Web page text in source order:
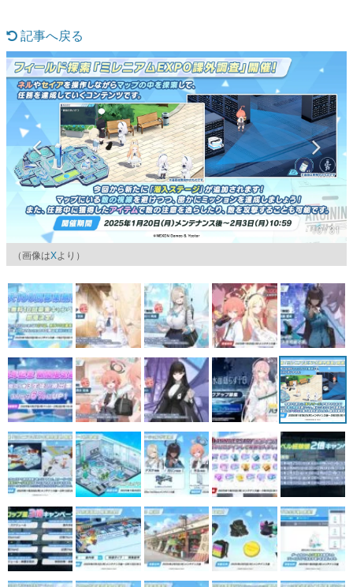
マンガ
女性向け
アプリレビュー
その他
電ファミニコゲーマーとは？
運営：株式会社マレ
記事へ戻る
10 / 31
（画像はXより）